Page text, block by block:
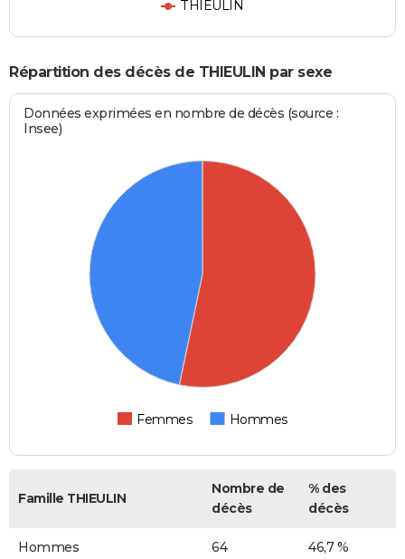
THIEULIN
Répartition des décès de THIEULIN par sexe
Données exprimées en nombre de décès (source :
Insee)
Femmes Hommes
Famille THIEULIN
Nombre de
décès
% des
décès
Hommes 64 46,7 %